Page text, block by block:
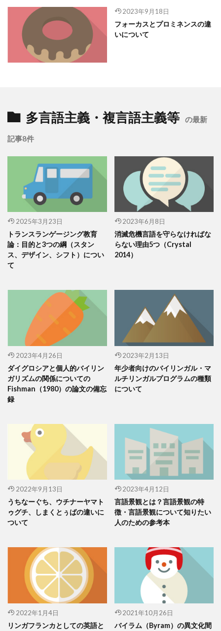
2023年9月18日
フォーカスとプロミネンスの違
いについて
多言語主義・複言語主義等 の最新
記事8件
2025年3月23日
トランスランゲージング教育
論：目的と3つの綱（スタン
ス、デザイン、シフト）につい
て
2023年6月8日
消滅危機言語を守らなければな
らない理由5つ（Crystal
2014）
2023年4月26日
ダイグロシアと個人的バイリン
ガリズムの関係についての
Fishman（1980）の論文の備忘
録
2023年2月13日
年少者向けのバイリンガル・マ
ルチリンガルプログラムの種類
について
2022年9月13日
うちなーぐち、ウチナーヤマト
ゥグチ、しまくとぅばの違いに
ついて
2023年4月12日
言語景観とは？言語景観の特
徴・言語景観について知りたい
人のための参考本
2022年1月4日
リンガフランカとしての英語と
2021年10月26日
バイラム（Byram）の異文化間